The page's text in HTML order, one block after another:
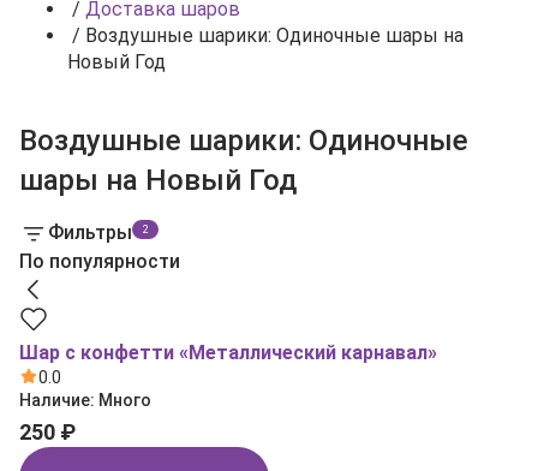
/ Доставка шаров
/ Воздушные шарики: Одиночные шары на
Новый Год
Воздушные шарики: Одиночные
шары на Новый Год
Фильтры 2
По популярности
Шар с конфетти «Металлический карнавал»
0.0
Наличие: Много
250 ₽